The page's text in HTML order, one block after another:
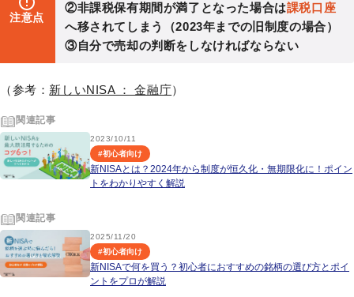
注意点
②非課税保有期間が満了となった場合は課税口座
へ移されてしまう（2023年までの旧制度の場合）
③自分で売却の判断をしなければならない
（参考： 新しいNISA ： 金融庁）
関連記事
2023/10/11
#初心者向け
新NISAとは？2024年から制度が恒久化・無期限化に！ポイン
トをわかりやすく解説
関連記事
2025/11/20
#初心者向け
新NISAで何を買う？初心者におすすめの銘柄の選び方とポイ
ントをプロが解説